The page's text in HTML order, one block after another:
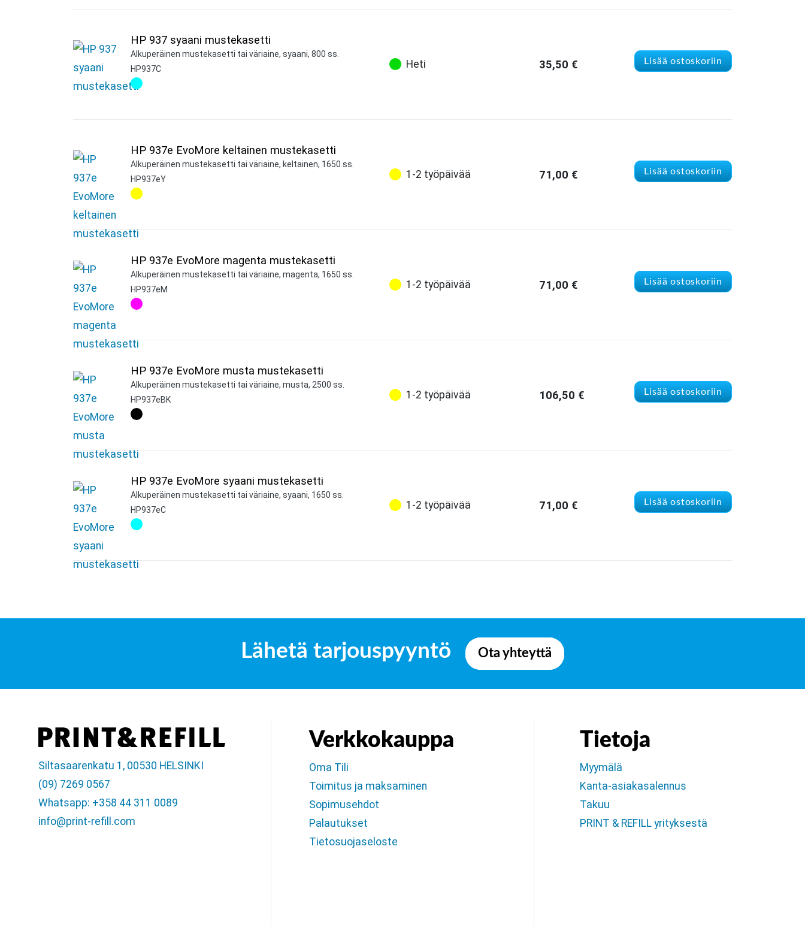
HP 937 syaani mustekasetti
Alkuperäinen mustekasetti tai väriaine, syaani, 800 ss.
HP937C
Heti 35,50 € Lisää ostoskoriin
HP 937e EvoMore keltainen mustekasetti
Alkuperäinen mustekasetti tai väriaine, keltainen, 1650 ss.
HP937eY
1-2 työpäivää 71,00 € Lisää ostoskoriin
HP 937e EvoMore magenta mustekasetti
Alkuperäinen mustekasetti tai väriaine, magenta, 1650 ss.
HP937eM
1-2 työpäivää 71,00 € Lisää ostoskoriin
HP 937e EvoMore musta mustekasetti
Alkuperäinen mustekasetti tai väriaine, musta, 2500 ss.
HP937eBK
1-2 työpäivää 106,50 € Lisää ostoskoriin
HP 937e EvoMore syaani mustekasetti
Alkuperäinen mustekasetti tai väriaine, syaani, 1650 ss.
HP937eC
1-2 työpäivää 71,00 € Lisää ostoskoriin
Lähetä tarjouspyyntö Ota yhteyttä
Siltasaarenkatu 1, 00530 HELSINKI
(09) 7269 0567
Whatsapp: +358 44 311 0089
info@print-refill.com
Verkkokauppa
Oma Tili
Toimitus ja maksaminen
Sopimusehdot
Palautukset
Tietosuojaseloste
Tietoja
Myymälä
Kanta-asiakasalennus
Takuu
PRINT & REFILL yrityksestä